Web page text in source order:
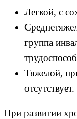
Легкой, с
группа
Тяжелой,
отсутствует.
При развитии